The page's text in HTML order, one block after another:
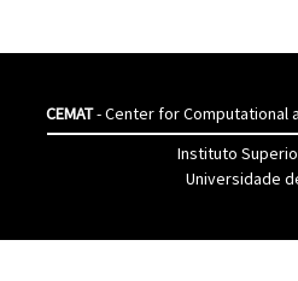
CEMAT- Center for Computational
Instituto
Universidade